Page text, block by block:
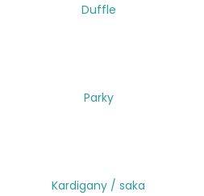
Duffle
Parky
Kardigany / saka